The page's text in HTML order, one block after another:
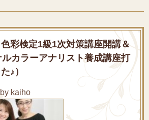
彩検定1級1次対策講座開講＆
カラーアナリスト養成講座打
♪）
kaiho